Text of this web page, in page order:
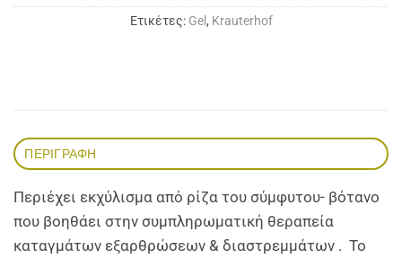
Ετικέτες: Gel, Krauterhof
ΠΕΡΙΓΡΑΦΉ
Περιέχει εκχύλισμα από ρίζα του σύμφυτου- βότανο
που βοηθάει στην συμπληρωματική θεραπεία
καταγμάτων εξαρθρώσεων & διαστρεμμάτων . Το